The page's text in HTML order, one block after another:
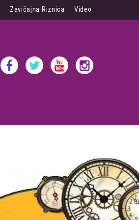
Zavičajna Riznica Video